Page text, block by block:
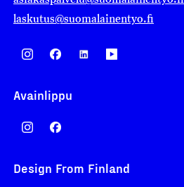
laskutus@suomalainentyo.fi
Avainlippu
Design From Finland